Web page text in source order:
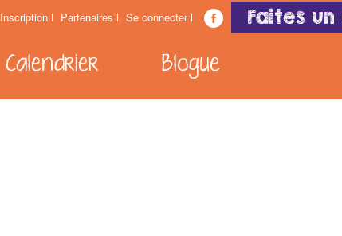
Calendrier Blogue
Inscription Partenaires Se connecter Faites un